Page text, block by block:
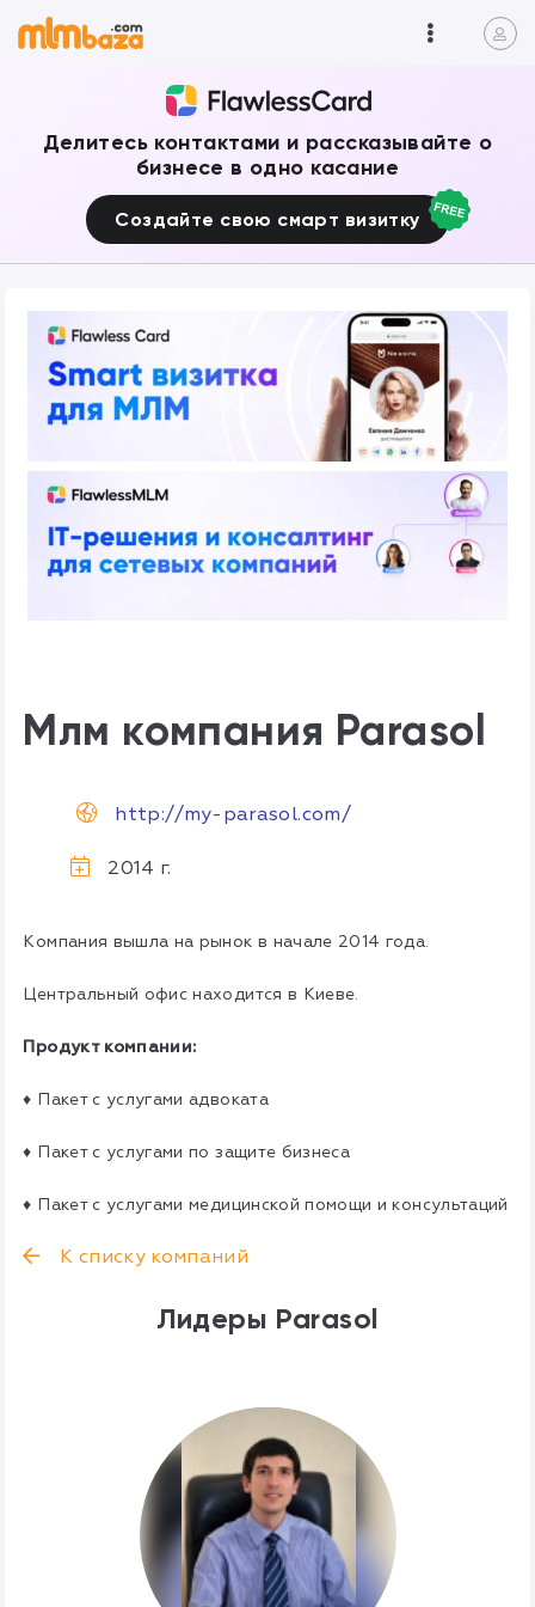
Делитесь контактами и рассказывайте о
бизнесе в одно касание
Создайте свою смарт визитку
Млм компания Parasol
http://my-parasol.com/
2014 г.
Компания вышла на рынок в начале 2014 года.
Центральный офис находится в Киеве.
Продукт компании:
♦ Пакет с услугами адвоката
♦ Пакет с услугами по защите бизнеса
♦ Пакет с услугами медицинской помощи и консультаций
К списку компаний
Лидеры Parasol